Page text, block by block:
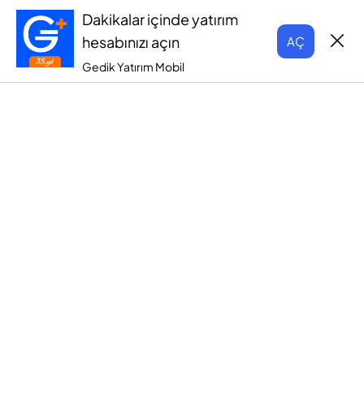
Dakikalar içinde yatırım
hesabınızı açın
Gedik Yatırım Mobil
AÇ